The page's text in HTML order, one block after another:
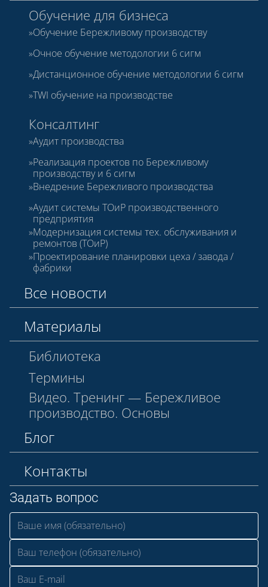
Обучение для бизнеса
Обучение Бережливому производству
Очное обучение методологии 6 сигм
Дистанционное обучение методологии 6 сигм
TWI обучение на производстве
Консалтинг
Аудит производства
Реализация проектов по Бережливому
производству и 6 сигм
Внедрение Бережливого производства
Аудит системы ТОиР производственного
предприятия
Модернизация системы тех. обслуживания и
ремонтов (ТОиР)
Проектирование планировки цеха / завода /
фабрики
Все новости
Материалы
Библиотека
Термины
Видео. Тренинг — Бережливое
производство. Основы
Блог
Контакты
Задать вопрос